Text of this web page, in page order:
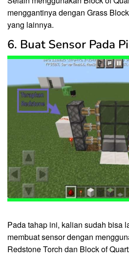
menggantinya dengan Grass
yang lainnya.
6. Buat Sensor Pada
Pada tahap ini, kalian sudah bisa
membuat sensor dengan
Redstone Torch dan Block of